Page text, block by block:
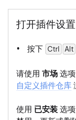
打开插件设置
按下 Ctrl Alt
请使用市场 选
自定义插件仓库
使用 已安装 选